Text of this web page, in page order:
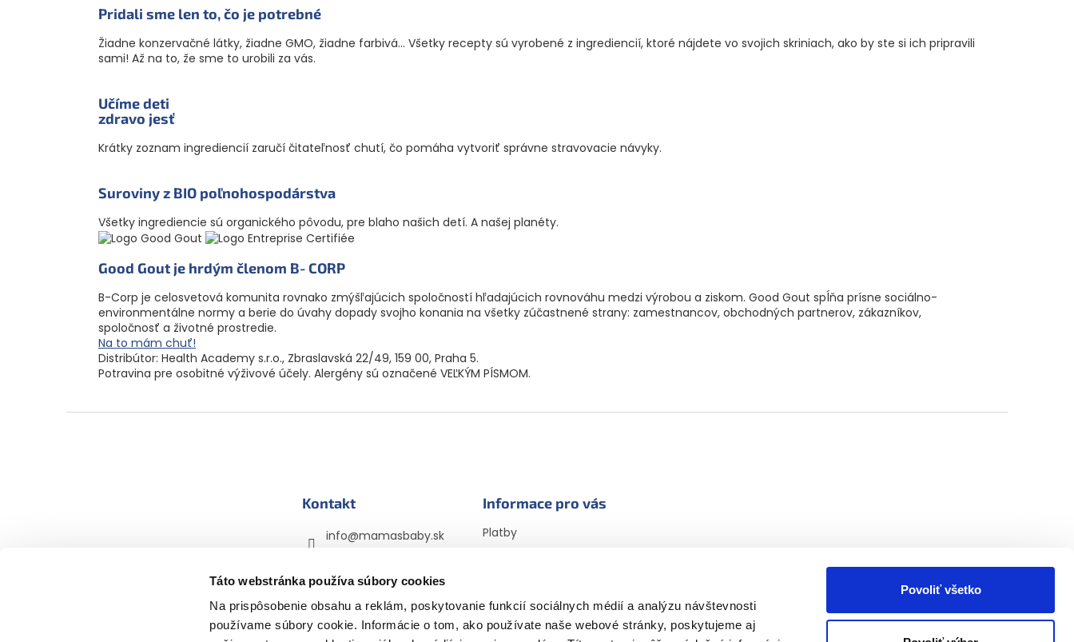
Táto webstránka používa súbory cookies
Na prispôsobenie obsahu a reklám, poskytovanie funkcií sociálnych médií a analýzu návštevnosti
používame súbory cookie. Informácie o tom, ako používate naše webové stránky, poskytujeme aj
Povoliť všetko
Pridali sme len to, čo je potrebné
Žiadne konzervačné látky, žiadne GMO, žiadne farbivá... Všetky recepty sú vyrobené z ingrediencií, ktoré nájdete vo svojich skriniach, ako by ste si ich pripravili
sami! Až na to, že sme to urobili za vás.
Učíme deti
zdravo jesť
Krátky zoznam ingrediencií zaručí čitateľnosť chutí, čo pomáha vytvoriť správne stravovacie návyky.
Suroviny z BIO poľnoho­spodárstva
Všetky ingrediencie sú organického pôvodu, pre blaho našich detí. A našej planéty.
Good Gout je hrdým členom B‑CORP
B-Corp je celosvetová komunita rovnako zmýšľajúcich spoločností hľadajúcich rovnováhu medzi výrobou a ziskom. Good Gout spĺňa prísne sociálno-
environmentálne normy a berie do úvahy dopady svojho konania na všetky zúčastnené strany: zamestnancov, obchodných partnerov, zákazníkov,
spoločnosť a životné prostredie.
Na to mám chuť!
Distribútor: Health Academy s.r.o., Zbraslavská 22/49, 159 00, Praha 5.
Potravina pre osobitné výživové účely. Alergény sú označené VEĽKÝM PÍSMOM.
Kontakt
info@mamasbaby.sk
mamasbabyczsk
mamasbaby_czsk
Informace pro vás
Platby
Obchodné podmienky
Podmienky ochrany